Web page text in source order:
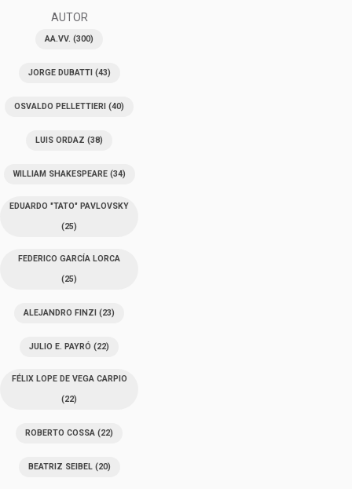
AUTOR
AA.VV. (300)
JORGE DUBATTI(43)
OSVALDO PELLETTIERI (40)
LUIS ORDAZ (38)
WILLIAM SHAKESPEARE(34)
EDUARDO "TATO" PAVLOVSKY
(25)
FEDERICO GARCÍA LORCA
(25)
ALEJANDRO FINZI (23)
JULIO E. PAYRÓ (22)
FÉLIX LOPE DE VEGA CARPIO
(22)
ROBERTO COSSA (22)
BEATRIZ SEIBEL(20)